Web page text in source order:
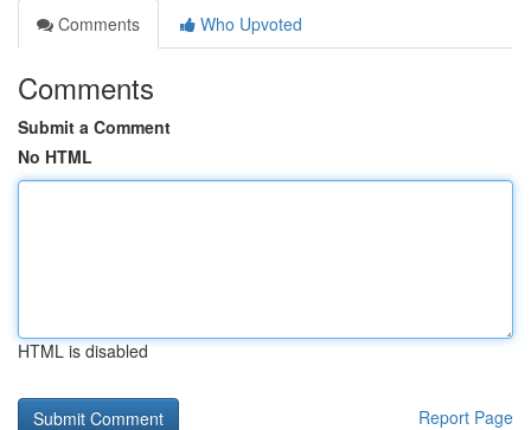
Comments
Who Upvoted
Comments
Submit a Comment
No HTML
HTML is disabled
Report Page